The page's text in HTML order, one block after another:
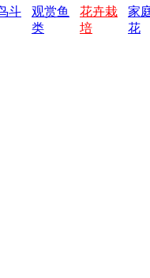
斗
观赏鱼
类
花卉栽
培
家
花